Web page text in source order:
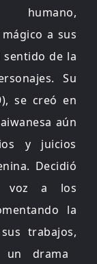
humano,
a sus
de la
Su
se creó en
aún
y juicios
Decidió
voz a los
la
trabajos,
un drama